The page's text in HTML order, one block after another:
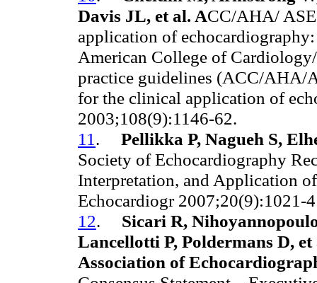
Davis JL, et al. ACC/AHA/
application of
American College of
practice guidelines (ACC/AHA/
for the clinical application of
2003;108(9):1146-62.
11 .
Pellikka P, Nagueh S,
Society of Echocardiography
Interpretation, and Application
Echocardiogr 2007;20(9):1021-
12.
Sicari R,
Lancellotti P, Poldermans D,
Association of